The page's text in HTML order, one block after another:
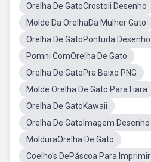
Orelha De GatoCrostoli Desenho
Molde Da OrelhaDa Mulher Gato
Orelha De GatoPontuda Desenho
Pomni ComOrelha De Gato
Orelha De GatoPra Baixo PNG
Molde Orelha De Gato ParaTiara
Orelha De GatoKawaii
Orelha De GatoImagem Desenho
MolduraOrelha De Gato
Coelho's DePáscoa Para Imprimir